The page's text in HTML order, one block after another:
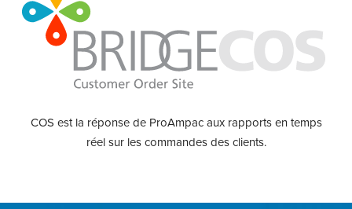
COS est la réponse de ProAmpac aux rapports en temps
réel sur les commandes des clients.